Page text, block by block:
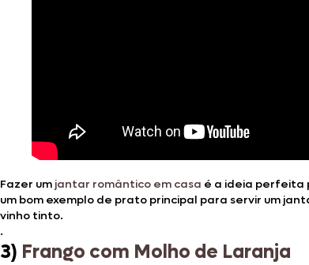
Fazer um jantar romântico em casa é a ideia perfeita
um bom exemplo de prato principal para servir um
vinho tinto.
.
3) Frango com Molho de Laranja